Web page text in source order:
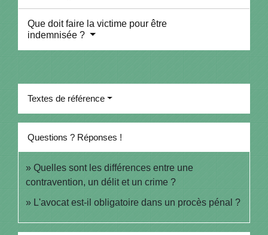
Que doit faire la victime pour être
indemnisée ?
Textes de référence
Questions ? Réponses !
Quelles sont les différences entre une
contravention, un délit et un crime ?
L'avocat est-il obligatoire dans un procès pénal ?